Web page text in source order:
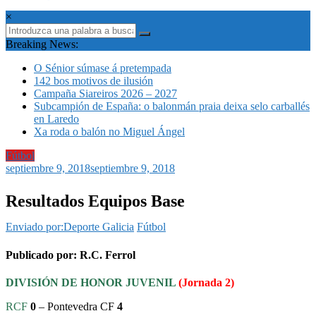
×
Breaking News:
O Sénior súmase á pretempada
142 bos motivos de ilusión
Campaña Siareiros 2026 – 2027
Subcampión de España: o balonmán praia deixa selo carballés
en Laredo
Xa roda o balón no Miguel Ángel
Fútbol
septiembre 9, 2018septiembre 9, 2018
Resultados Equipos Base
Enviado por:Deporte Galicia Fútbol
Publicado por: R.C. Ferrol
DIVISIÓN DE HONOR JUVENIL (Jornada 2)
RCF 0 – Pontevedra CF 4